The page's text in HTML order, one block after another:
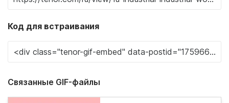
Код для встраивания
Связанные GIF-файлы